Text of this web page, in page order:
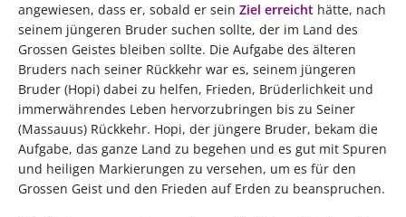
angewiesen, dass er, sobald er sein Ziel erreicht hätte, nach
seinem jüngeren Bruder suchen sollte, der im Land des
Grossen Geistes bleiben sollte. Die Aufgabe des älteren
Bruders nach seiner Rückkehr war es, seinem jüngeren
Bruder (Hopi) dabei zu helfen, Frieden, Brüderlichkeit und
immerwährendes Leben hervorzubringen bis zu Seiner
(Massauus) Rückkehr. Hopi, der jüngere Bruder, bekam die
Aufgabe, das ganze Land zu begehen und es gut mit Spuren
und heiligen Markierungen zu versehen, um es für den
Grossen Geist und den Frieden auf Erden zu beanspruchen.